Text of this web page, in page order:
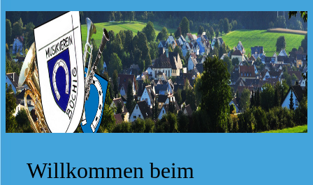
Willkommen beim